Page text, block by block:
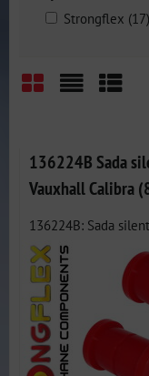
Strongflex (17)
136224B Sada
Vauxhall Calibra
136224B: Sada